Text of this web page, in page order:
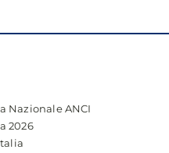
Nazionale ANCI
2026